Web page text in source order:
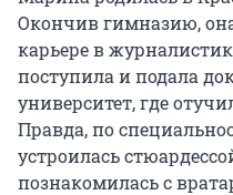
Окончив гимназию,
карьере в
поступила и подала
университет, где
Правда, по
устроилась
познакомилась с